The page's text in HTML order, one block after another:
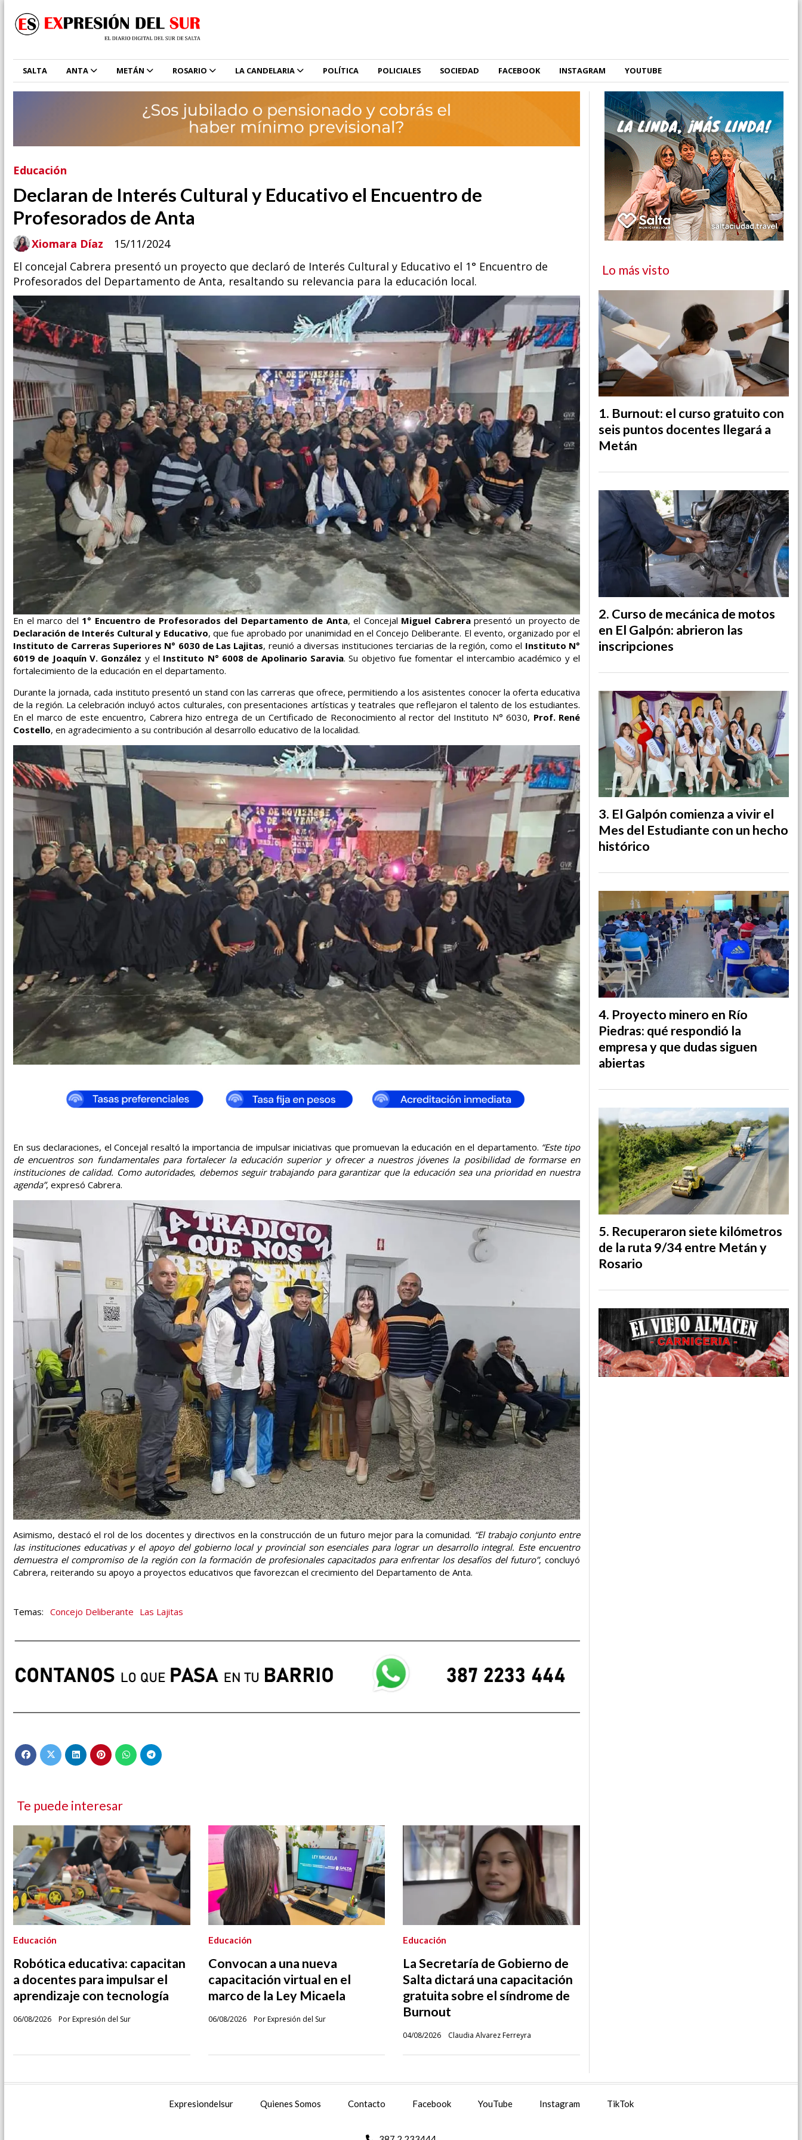
SALTA ANTA METÁN ROSARIO LA CANDELARIA POLÍTICA POLICIALES SOCIEDAD FACEBOOK INSTAGRAM YOUTUBE
Declaran de Interés Cultural y Educativo el Encuentro de
Profesorados de Anta
El concejal Cabrera presentó un proyecto que declaró de Interés Cultural y Educativo el 1° Encuentro de
Profesorados del Departamento de Anta, resaltando su relevancia para la educación local.
Educación
15/11/2024
Xiomara Díaz
En el marco del 1° Encuentro de Profesorados del Departamento de Anta, el Concejal Miguel Cabrerapresentó un proyecto de
Declaración de Interés Cultural y Educativo, que fue aprobado por unanimidad en el Concejo Deliberante. El evento, organizado por el
Instituto de Carreras Superiores N° 6030 de Las Lajitas, reunió a diversas instituciones terciarias de la región, como el Instituto N°
6019 de Joaquín V. González y el Instituto N° 6008 de Apolinario Saravia. Su objetivo fue fomentar el intercambio académico y el
fortalecimiento de la educación en el departamento.
Durante la jornada, cada instituto presentó un stand con las carreras que ofrece, permitiendo a los asistentes conocer la oferta educativa
de la región. La celebración incluyó actos culturales, con presentaciones artísticas y teatrales que reflejaron el talento de los estudiantes.
En el marco de este encuentro, Cabrera hizo entrega de un Certificado de Reconocimiento al rector del Instituto N° 6030, Prof. René
Costello, en agradecimiento a su contribución al desarrollo educativo de la localidad.
En sus declaraciones, el Concejal resaltó la importancia de impulsar iniciativas que promuevan la educación en el departamento. “Este tipo
de encuentros son fundamentales para fortalecer la educación superior y ofrecer a nuestros jóvenes la posibilidad de formarse en
instituciones de calidad. Como autoridades, debemos seguir trabajando para garantizar que la educación sea una prioridad en nuestra
agenda”, expresó Cabrera.
Asimismo, destacó el rol de los docentes y directivos en la construcción de un futuro mejor para la comunidad. “El trabajo conjunto entre
las instituciones educativas y el apoyo del gobierno local y provincial son esenciales para lograr un desarrollo integral. Este encuentro
demuestra el compromiso de la región con la formación de profesionales capacitados para enfrentar los desafíos del futuro”, concluyó
Cabrera, reiterando su apoyo a proyectos educativos que favorezcan el crecimiento del Departamento de Anta.
Concejo Deliberante Las Lajitas
Te puede interesar
Robótica educativa: capacitan
a docentes para impulsar el
aprendizaje con tecnología
Por Expresión del Sur
Educación
06/08/2026
Convocan a una nueva
capacitación virtual en el
marco de la Ley Micaela
Por Expresión del Sur
Educación
06/08/2026
La Secretaría de Gobierno de
Salta dictará una capacitación
gratuita sobre el síndrome de
Burnout
Claudia Alvarez Ferreyra
Educación
04/08/2026
Lo más visto
Burnout: el curso gratuito con
seis puntos docentes llegará a
Metán
Curso de mecánica de motos
en El Galpón: abrieron las
inscripciones
El Galpón comienza a vivir el
Mes del Estudiante con un hecho
histórico
Proyecto minero en Río
Piedras: qué respondió la
empresa y que dudas siguen
abiertas
Recuperaron siete kilómetros
de la ruta 9/34 entre Metán y
Rosario
Expresiondelsur Quienes Somos Contacto Facebook YouTube Instagram TikTok